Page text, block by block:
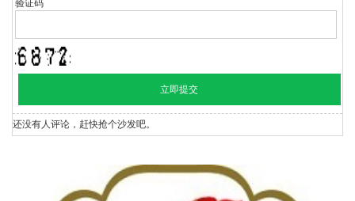
验证码
还没有人评论，赶快抢个沙发吧。